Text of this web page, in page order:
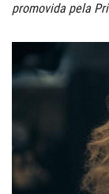
promovida pela